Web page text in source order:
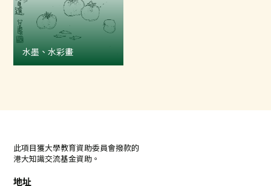
水墨、水彩畫
此項目獲大學教育資助委員會撥款的
港大知識交流基金資助。
地址